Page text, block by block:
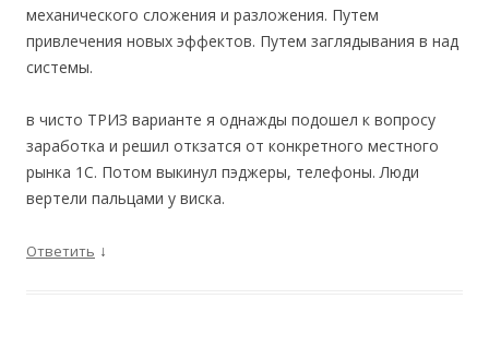
механического сложения и разложения. Путем
привлечения новых эффектов. Путем заглядывания в над
системы.
в чисто ТРИЗ варианте я однажды подошел к вопросу
заработка и решил откзатся от конкретного местного
рынка 1С. Потом выкинул пэджеры, телефоны. Люди
вертели пальцами у виска.
Ответить ↓